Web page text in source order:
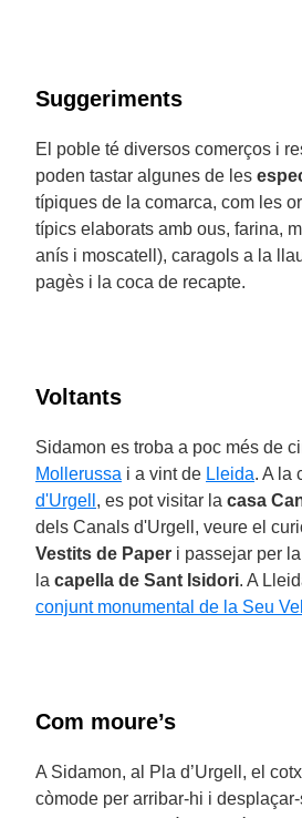
Suggeriments
El poble té diversos comerços i
poden tastar algunes de les
típiques de la comarca, com les
típics elaborats amb ous, farina,
anís i moscatell), caragols a la
pagès i la coca de recapte.
Voltants
Sidamon es troba a poc més de
Mollerussa i a vint de Lleida. A la
d'Urgell , es pot visitar la casa
dels Canals d'Urgell, veure el
Vestits de Paper i passejar per
la capella de Sant Isidori. A
conjunt monumental de la Seu
Com moure’s
A Sidamon, al Pla d’Urgell, el
còmode per arribar-hi i